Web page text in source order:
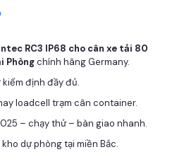
RC3 IP68 cho cân xe tải 80
Phòngchính hãng Germany.
định đầy đủ.
loadcell trạm cân container.
– chạy thử – bàn giao nhanh.
dự phòng tại miền Bắc.